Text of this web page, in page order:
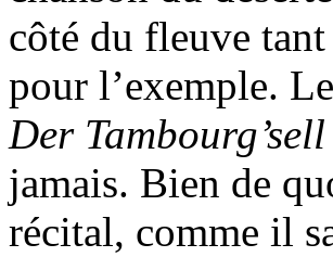
côté du fleuve
pour l’exemple.
Der Tambourg’sell
jamais. Bien de
récital, comme il